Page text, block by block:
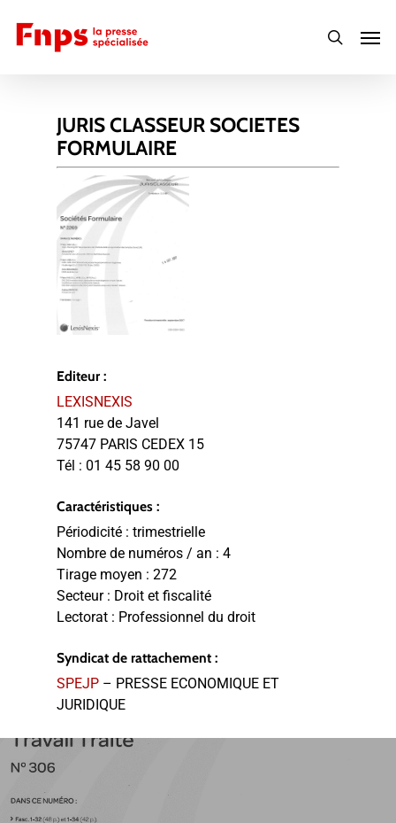
main
search
JURIS CLASSEUR SOCIETES
FORMULAIRE
Editeur :
LEXISNEXIS
141 rue de Javel
75747 PARIS CEDEX 15
Tél : 01 45 58 90 00
Caractéristiques :
Périodicité : trimestrielle
Nombre de numéros / an : 4
Tirage moyen : 272
Secteur : Droit et fiscalité
Lectorat : Professionnel du droit
Syndicat de rattachement :
SPEJP – PRESSE ECONOMIQUE ET
JURIDIQUE